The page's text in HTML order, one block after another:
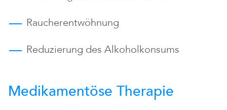
Raucherentwöhnung
Reduzierung des Alkoholkonsums
Medikamentöse Therapie